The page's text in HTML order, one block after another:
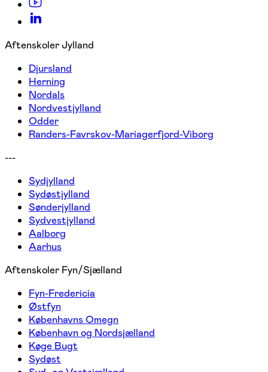
Aftenskoler Jylland
Djursland
Herning
Nordals
Nordvestjylland
Odder
Randers-Favrskov-Mariagerfjord-Viborg
---
Sydjylland
Sydøstjylland
Sønderjylland
Sydvestjylland
Aalborg
Aarhus
Aftenskoler Fyn/Sjælland
Fyn-Fredericia
Østfyn
Københavns Omegn
København og Nordsjælland
Køge Bugt
Sydøst